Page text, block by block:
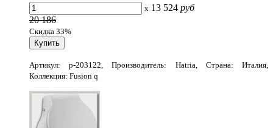
x 13 524 руб
20 186
Скидка 33%
Артикул: p-203122, Производитель: Hatria, Страна: Италия,
Коллекция: Fusion q